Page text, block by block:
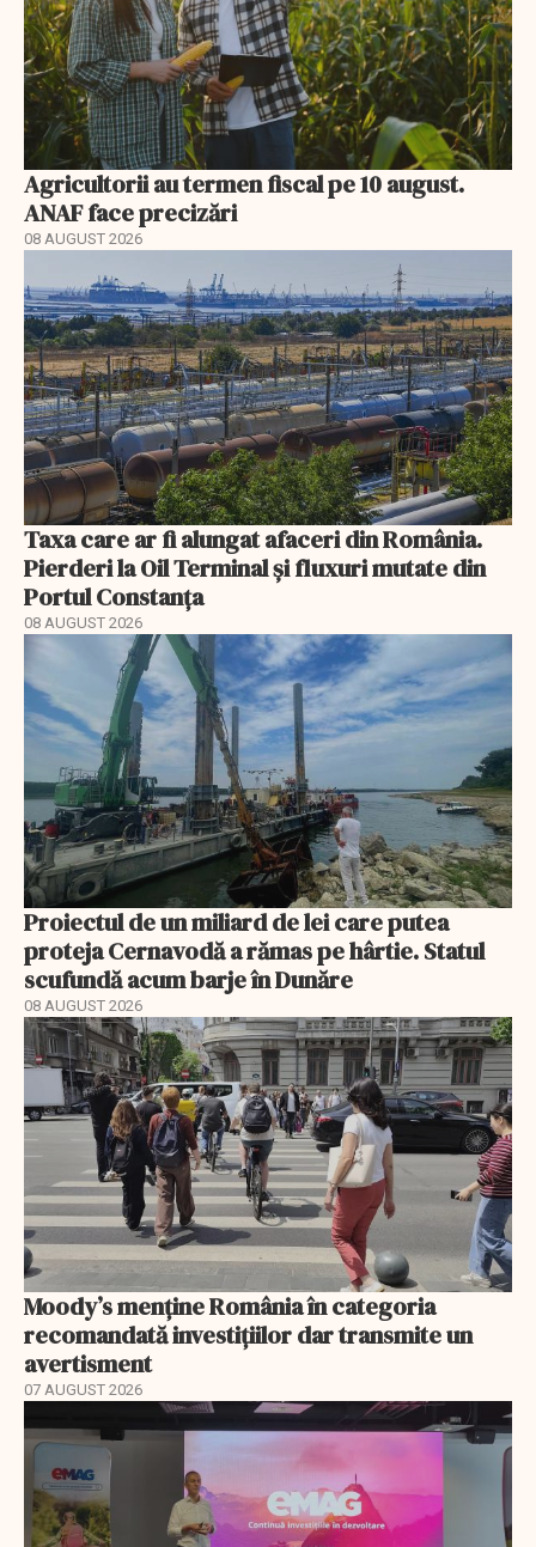
Agricultorii au termen fiscal pe 10 august.
ANAF face precizări
08 AUGUST 2026
Taxa care ar fi alungat afaceri din România.
Pierderi la Oil Terminal și fluxuri mutate din
Portul Constanța
08 AUGUST 2026
Proiectul de un miliard de lei care putea
proteja Cernavodă a rămas pe hârtie. Statul
scufundă acum barje în Dunăre
08 AUGUST 2026
Moody’s menține România în categoria
recomandată investițiilor dar transmite un
avertisment
07 AUGUST 2026